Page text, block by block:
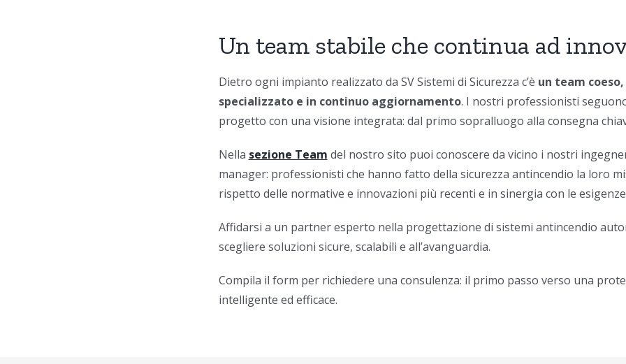
Un team stabile che continua ad
Dietro ogni impianto realizzato da SV Sistemi di Sicurezza c’è un team
specializzato e in continuo aggiornamento. I nostri professionisti
progetto con una visione integrata: dal primo sopralluogo alla consegna
Nella sezione Team del nostro sito puoi conoscere da vicino i nostri
manager: professionisti che hanno fatto della sicurezza antincendio la loro
rispetto delle normative e innovazioni più recenti e in sinergia con le
Affidarsi a un partner esperto nella progettazione di sistemi antincendio
scegliere soluzioni sicure, scalabili e all’avanguardia.
Compila il form per richiedere una consulenza: il primo passo verso una
intelligente ed efficace.